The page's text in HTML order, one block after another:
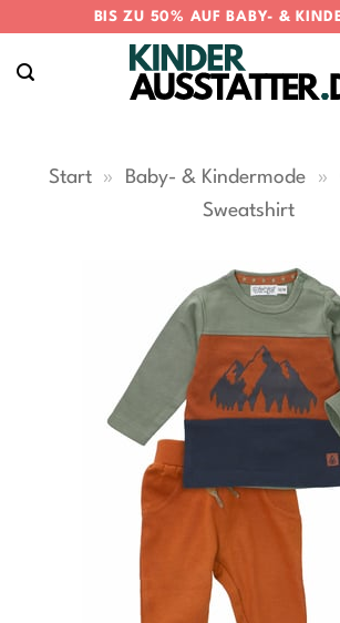
springen
BIS ZU 50% AUF BABY- &
Start » Baby- & Kindermode »
Sweatshirt